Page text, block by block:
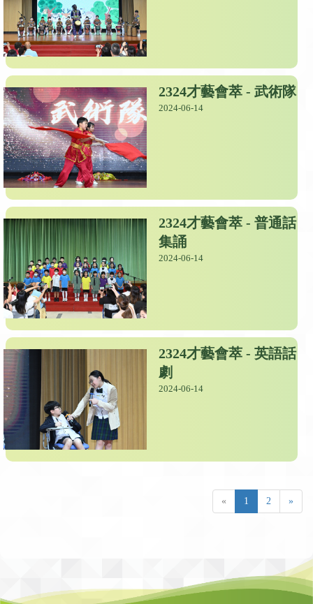
2324才藝會萃 - 武術隊
2024-06-14
2324才藝會萃 - 普通話
集誦
2024-06-14
2324才藝會萃 - 英語話
劇
2024-06-14
« 1 2 »